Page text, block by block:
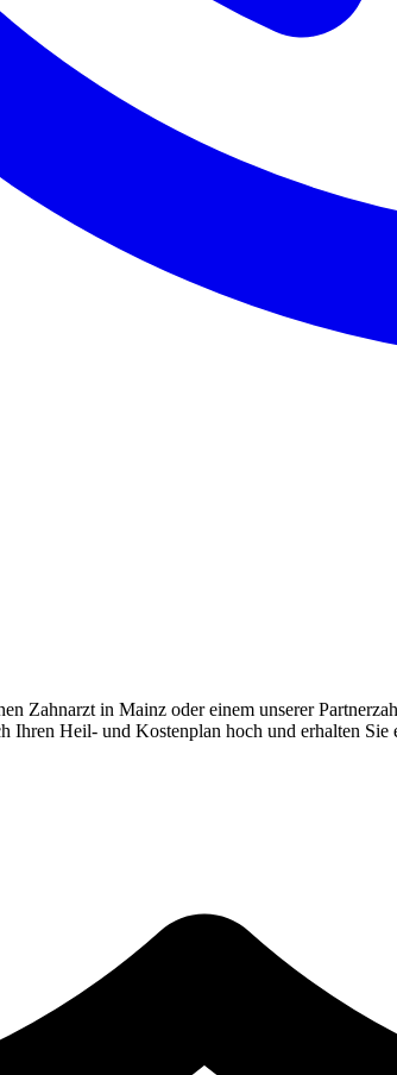
Zahnarzt in Mainz oder einem unserer
Heil- und Kostenplan hoch und erhalten Sie